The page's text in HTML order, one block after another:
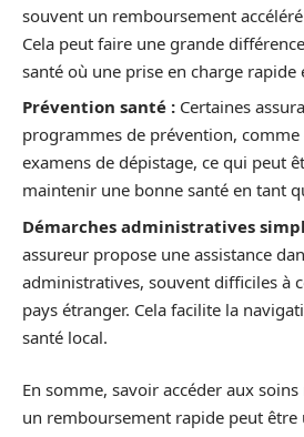
souvent un remboursement
Cela peut faire une grande
santé où une prise en charge rapide
Prévention santé : Certaines
programmes de prévention, comme
examens de dépistage, ce qui peut
maintenir une bonne santé en tant
Démarches administratives
assureur propose une assistance
administratives, souvent difficiles à
pays étranger. Cela facilite la
santé local.
En somme, savoir accéder aux
un remboursement rapide peut